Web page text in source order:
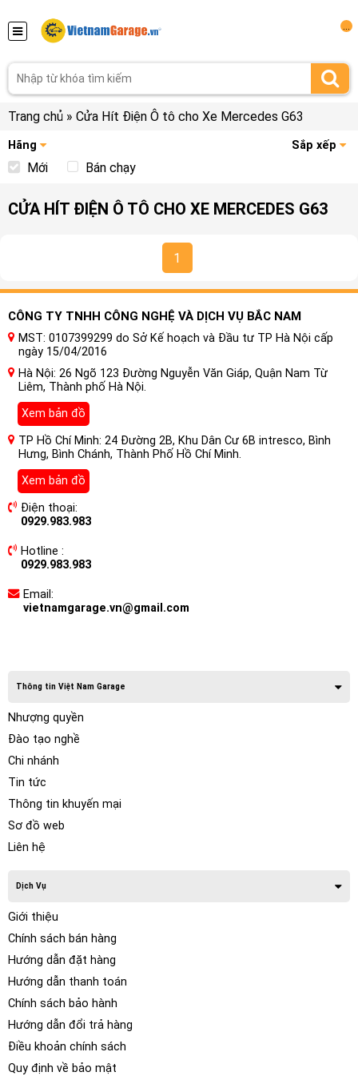
Trang chủ » Cửa Hít Điện Ô tô cho Xe Mercedes G63
Hãng Sắp xếp
Mới Bán chạy
CỬA HÍT ĐIỆN Ô TÔ CHO XE MERCEDES G63
1
CÔNG TY TNHH CÔNG NGHỆ VÀ DỊCH VỤ BẮC NAM
MST: 0107399299 do Sở Kế hoạch và Đầu tư TP Hà Nội cấp
ngày 15/04/2016
Hà Nội: 26 Ngõ 123 Đường Nguyễn Văn Giáp, Quận Nam Từ
Liêm, Thành phố Hà Nội.
Xem bản đồ
TP Hồ Chí Minh: 24 Đường 2B, Khu Dân Cư 6B intresco, Bình
Hưng, Bình Chánh, Thành Phố Hồ Chí Minh.
Xem bản đồ
Điện thoại:
0929.983.983
Hotline :
0929.983.983
Email:
vietnamgarage.vn@gmail.com
Thông tin Việt Nam Garage
Nhượng quyền
Đào tạo nghề
Chi nhánh
Tin tức
Thông tin khuyến mại
Sơ đồ web
Liên hệ
Dịch Vụ
Giới thiệu
Chính sách bán hàng
Hướng dẫn đặt hàng
Hướng dẫn thanh toán
Chính sách bảo hành
Hướng dẫn đổi trả hàng
Điều khoản chính sách
Quy định về bảo mật